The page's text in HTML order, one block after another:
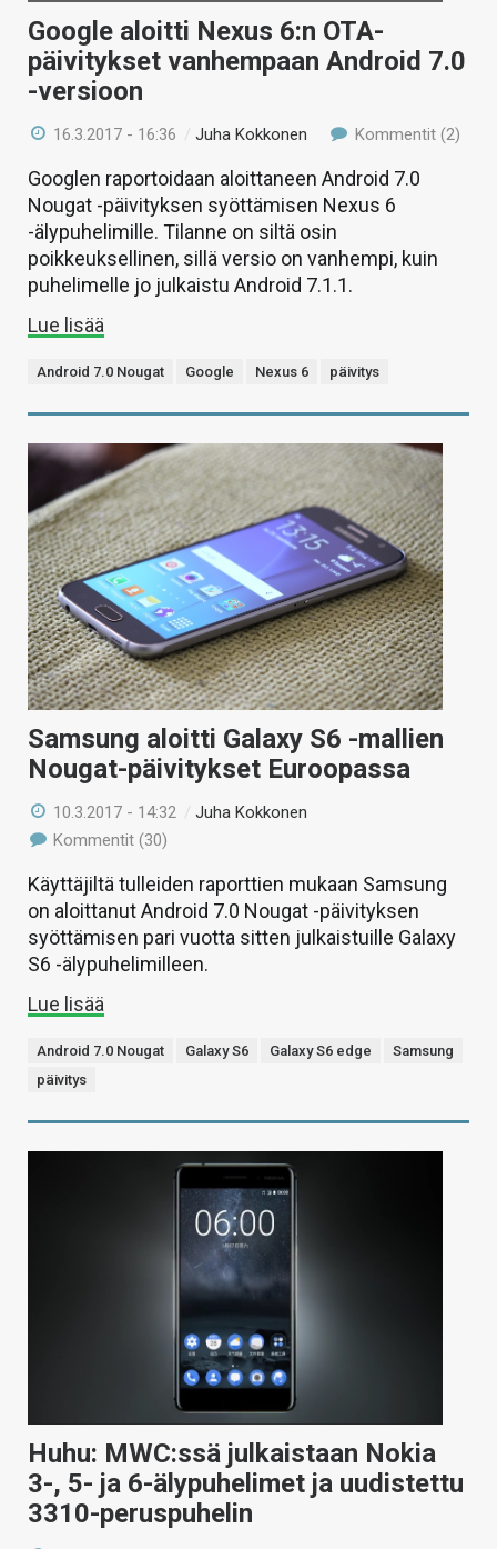
Google aloitti Nexus 6:n OTA-
päivitykset vanhempaan Android 7.0
-versioon
16.3.2017 - 16:36 /Juha Kokkonen Kommentit (2)
Googlen raportoidaan aloittaneen Android 7.0
Nougat -päivityksen syöttämisen Nexus 6
-älypuhelimille. Tilanne on siltä osin
poikkeuksellinen, sillä versio on vanhempi, kuin
puhelimelle jo julkaistu Android 7.1.1.
Lue lisää
Android 7.0 Nougat Google Nexus 6 päivitys
Samsung aloitti Galaxy S6 -mallien
Nougat-päivitykset Euroopassa
10.3.2017 - 14:32 /Juha Kokkonen
Kommentit (30)
Käyttäjiltä tulleiden raporttien mukaan Samsung
on aloittanut Android 7.0 Nougat -päivityksen
syöttämisen pari vuotta sitten julkaistuille Galaxy
S6 -älypuhelimilleen.
Lue lisää
Android 7.0 Nougat Galaxy S6 Galaxy S6 edge
Samsung
päivitys
Huhu: MWC:ssä julkaistaan Nokia
3-, 5- ja 6-älypuhelimet ja uudistettu
3310-peruspuhelin